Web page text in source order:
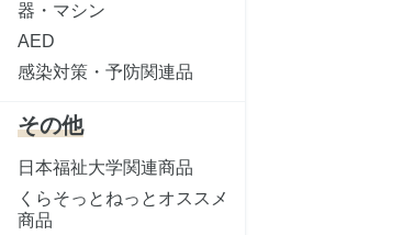
器・マシン
AED
感染対策・予防関連品
その他
日本福祉大学関連商品
くらそっとねっとオススメ
商品